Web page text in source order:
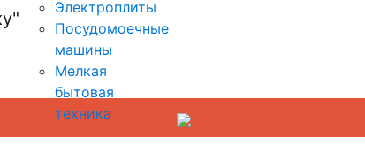
Электроплиты
Посудомоечные
машины
Мелкая
бытовая
техника